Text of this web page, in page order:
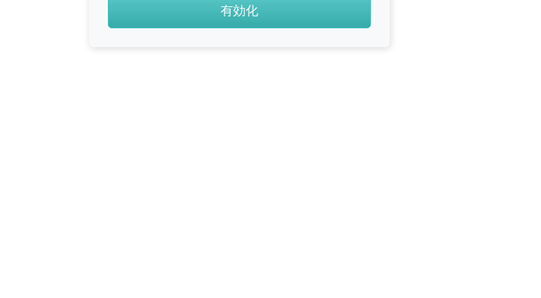
有効化